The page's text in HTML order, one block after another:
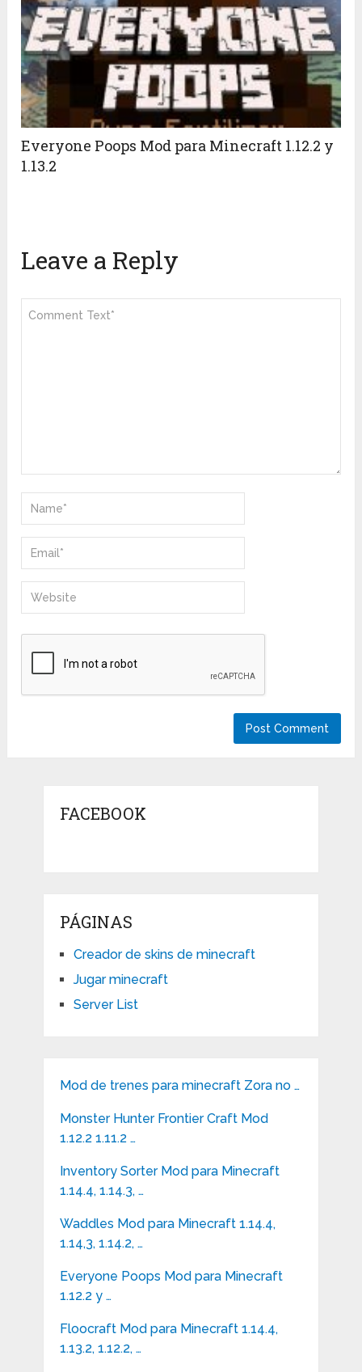
Everyone Poops Mod para Minecraft 1.12.2 y
1.13.2
Leave a Reply
FACEBOOK
PÁGINAS
Creador de skins de minecraft
Jugar minecraft
Server List
Mod de trenes para minecraft Zora no …
Monster Hunter Frontier Craft Mod
1.12.2 1.11.2 …
Inventory Sorter Mod para Minecraft
1.14.4, 1.14.3, …
Waddles Mod para Minecraft 1.14.4,
1.14,3, 1.14.2, …
Everyone Poops Mod para Minecraft
1.12.2 y …
Floocraft Mod para Minecraft 1.14.4,
1.13.2, 1.12.2, …